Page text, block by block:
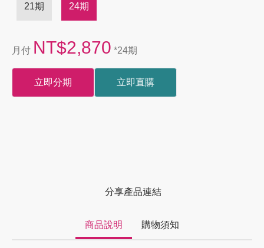
21期 24期
月付 NT$2,870 *24期
立即分期 立即直購
分享產品連結
商品說明 購物須知